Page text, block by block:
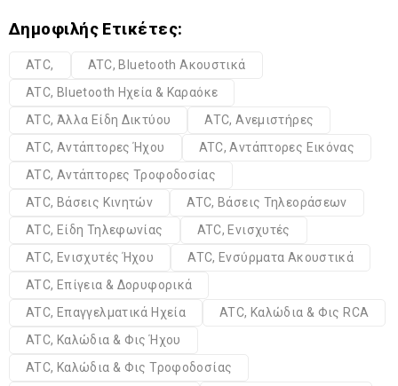
Δημοφιλής Ετικέτες:
ATC,
ATC, Bluetooth Ακουστικά
ATC, Bluetooth Ηχεία & Καραόκε
ATC, Άλλα Είδη Δικτύου
ATC, Ανεμιστήρες
ATC, Αντάπτορες Ήχου
ATC, Αντάπτορες Εικόνας
ATC, Αντάπτορες Τροφοδοσίας
ATC, Βάσεις Κινητών
ATC, Βάσεις Τηλεοράσεων
ATC, Είδη Τηλεφωνίας
ATC, Ενισχυτές
ATC, Ενισχυτές Ήχου
ATC, Ενσύρματα Ακουστικά
ATC, Επίγεια & Δορυφορικά
ATC, Επαγγελματικά Ηχεία
ATC, Καλώδια & Φις RCA
ATC, Καλώδια & Φις Ήχου
ATC, Καλώδια & Φις Τροφοδοσίας